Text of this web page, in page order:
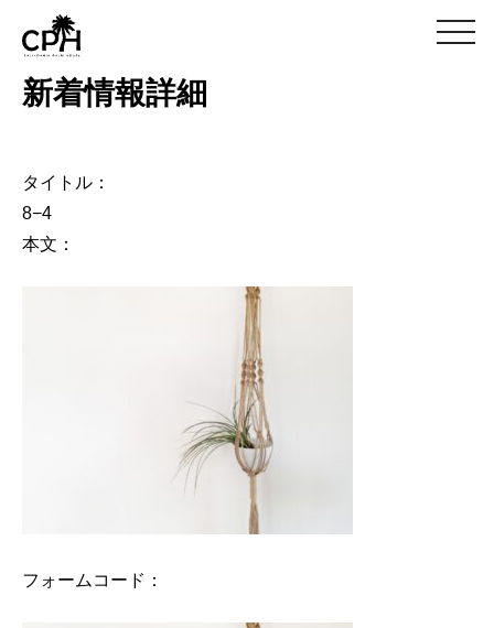
m
e
新着情報詳細
タイトル：
8−4
本文：
フォームコード：